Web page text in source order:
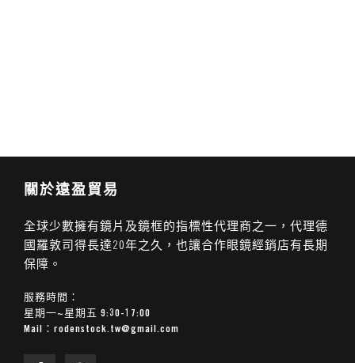
關於遠盈貿易
全球少數擁有鏡片及鏡框的指標性代理商之一，代理德
國羅敦司得長達20年之久，也讓合作眼鏡經銷店有長期
保障。
服務時間：
星期一~星期五 9:30-17:00
Mail： rodenstock.tw@gmail.com